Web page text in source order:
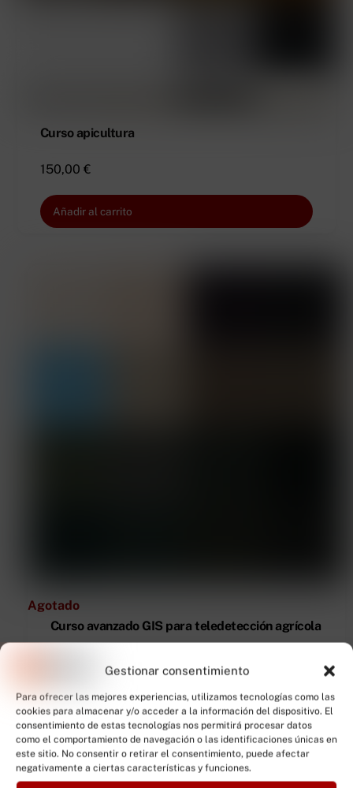
Gestionar consentimiento
Para ofrecer las mejores experiencias, utilizamos tecnologías como las
cookies para almacenar y/o acceder a la información del dispositivo. El
consentimiento de estas tecnologías nos permitirá procesar datos
como el comportamiento de navegación o las identificaciones únicas en
este sitio. No consentir o retirar el consentimiento, puede afectar
negativamente a ciertas características y funciones.
Curso apicultura
150,00 €
Añadir al carrito
Agotado
Curso avanzado GIS para teledetección agrícola
Leer más